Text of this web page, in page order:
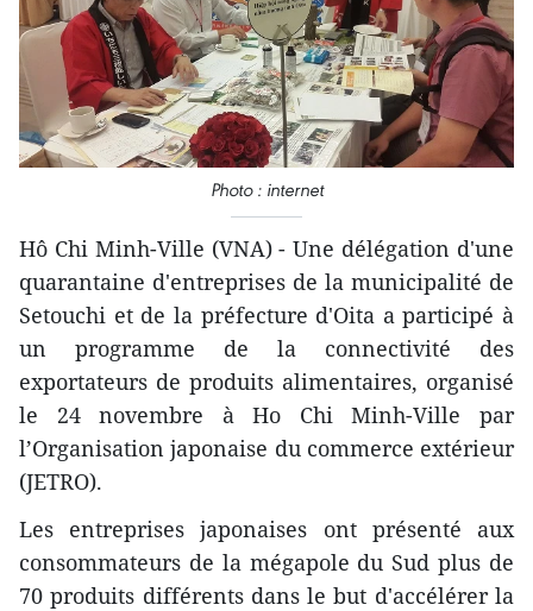
Photo : internet
Hô Chi Minh-Ville (VNA) - Une délégation ​d'une
quarantaine d'entreprises de la municipalité de
Setouchi et de la préfecture d'Oita a participé à
un programme de la connectivité des
exportateurs de produits alimentaires, organisé
le 24 novembre à Ho Chi Minh-Ville par
l’Organisation japonaise du commerce extérieur
(JETRO).
Les entreprises japonaises ​ont présenté aux
consommateurs de la mégapole du Sud plus de
70 produits ​différents dans le but d'accélérer la